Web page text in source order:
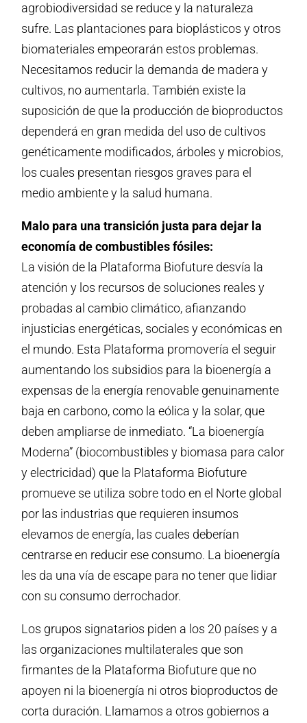
agrobiodiversidad se reduce y la naturaleza
sufre. Las plantaciones para bioplásticos y otros
biomateriales empeorarán estos problemas.
Necesitamos reducir la demanda de madera y
cultivos, no aumentarla. También existe la
suposición de que la producción de bioproductos
dependerá en gran medida del uso de cultivos
genéticamente modificados, árboles y microbios,
los cuales presentan riesgos graves para el
medio ambiente y la salud humana.
Malo para una transición justa para dejar la
economía de combustibles fósiles:
La visión de la Plataforma Biofuture desvía la
atención y los recursos de soluciones reales y
probadas al cambio climático, afianzando
injusticias energéticas, sociales y económicas en
el mundo. Esta Plataforma promovería el seguir
aumentando los subsidios para la bioenergía a
expensas de la energía renovable genuinamente
baja en carbono, como la eólica y la solar, que
deben ampliarse de inmediato. “La bioenergía
Moderna” (biocombustibles y biomasa para calor
y electricidad) que la Plataforma Biofuture
promueve se utiliza sobre todo en el Norte global
por las industrias que requieren insumos
elevamos de energía, las cuales deberían
centrarse en reducir ese consumo. La bioenergía
les da una vía de escape para no tener que lidiar
con su consumo derrochador.
Los grupos signatarios piden a los 20 países y a
las organizaciones multilaterales que son
firmantes de la Plataforma Biofuture que no
apoyen ni la bioenergía ni otros bioproductos de
corta duración. Llamamos a otros gobiernos a